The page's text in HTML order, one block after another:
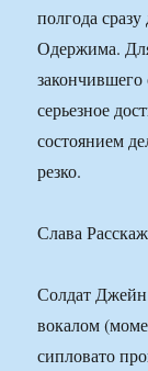
полгода
Одержима.
серьезное
состоянием
резко.
Слава
Солдат
вокалом
сипловато